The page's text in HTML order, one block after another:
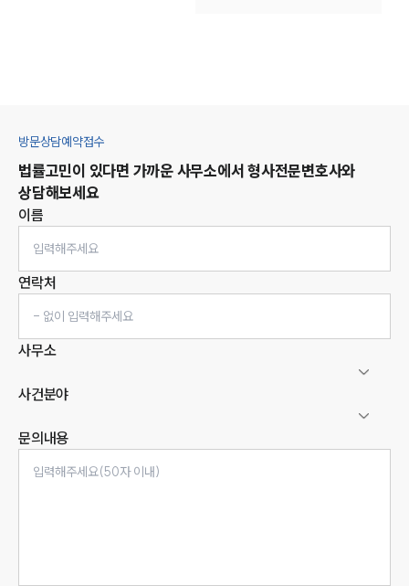
방문상담예약접수
법률고민이 있다면 가까운 사무소에서 형사전문변호사와
상담해보세요
이름
연락처
사무소
사건분야
문의내용